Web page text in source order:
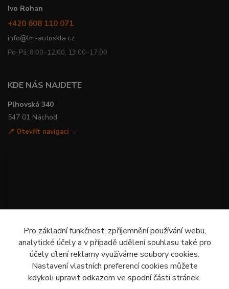
Ivo Rohan
+420 608 110 071
info@lm-autoskla.cz
Po-Pá: 8:00–12:00, 13:00–17:00
KDE NÁS NAJDETE
Plhovská 340
547 01 Náchod
📍 Otevřít navigaci →
Pro základní funkčnost, zpříjemnění používání webu,
analytické účely a v případě udělení souhlasu také pro
účely cílení reklamy využíváme soubory cookies.
Nastavení vlastních preferencí cookies můžete
kdykoli upravit odkazem ve spodní části stránek.